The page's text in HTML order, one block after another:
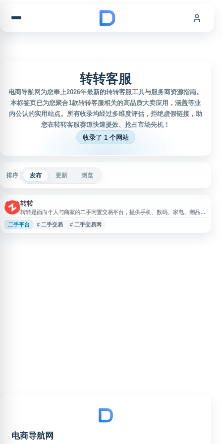
转转客服
电商导航网为您奉上2026年最新的转转客服工具与服务商资源指南。
本标签页已为您聚合1款转转客服相关的高品质大卖应用，涵盖等业
内公认的实用站点。所有收录均经过多维度评估，拒绝虚假链接，助
您在转转客服赛道快速提效、抢占市场先机！
收录了 1 个网站
排序 发布 更新 浏览
转转
转转是面向个人与商家的二手闲置交易平台，提供手机、数码、家电、潮品等
多品类二手商品买卖服务。平台推出“官方验”验机服务，覆盖二手手机等商品
的外观与功能检测，并设有质检中心和验机师团队，帮助用户在二手交易中提
二手平台 # 二手交易 # 二手交易网
电商导航网